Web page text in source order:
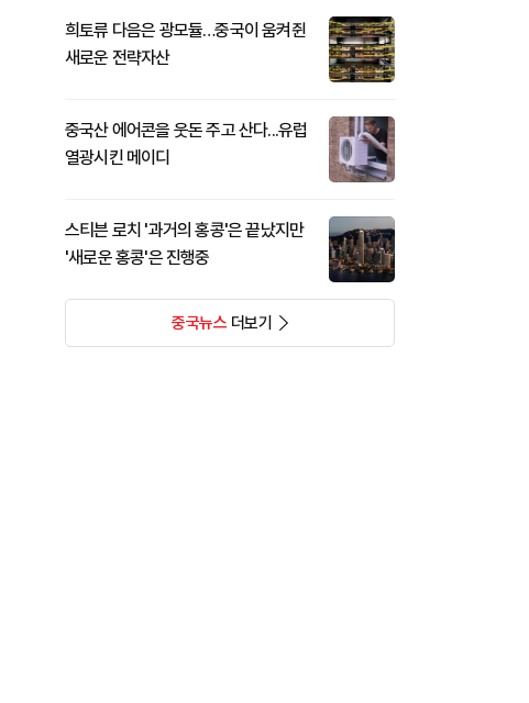
희토류 다음은 광모듈…중국이 움켜쥔
새로운 전략자산
중국산 에어콘을 웃돈 주고 산다...유럽
열광시킨 메이디
스티븐 로치 '과거의 홍콩'은 끝났지만
'새로운 홍콩'은 진행중
중국뉴스더보기